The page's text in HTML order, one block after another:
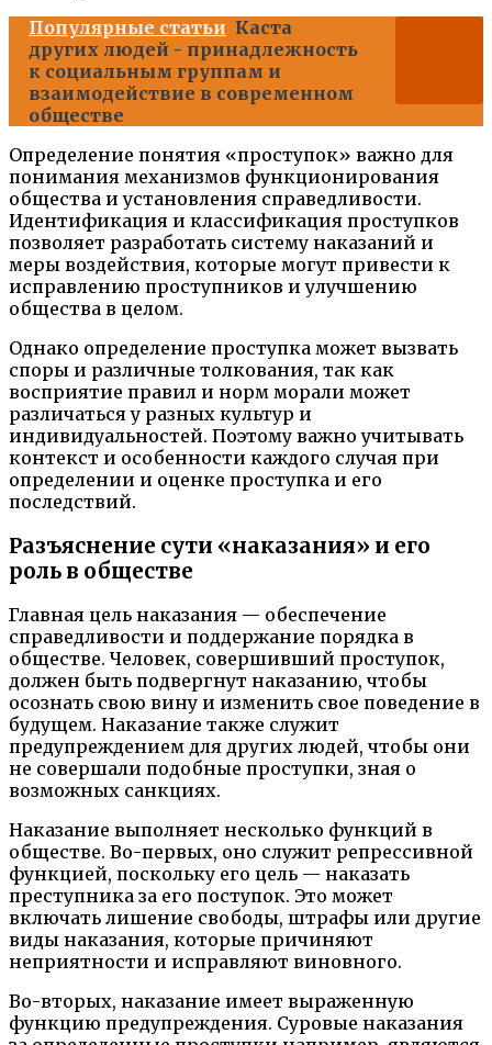
Популярные статьи Каста
других людей - принадлежность
к социальным группам и
взаимодействие в современном
обществе
Определение понятия «проступок» важно для
понимания механизмов функционирования
общества и установления справедливости.
Идентификация и классификация проступков
позволяет разработать систему наказаний и
меры воздействия, которые могут привести к
исправлению проступников и улучшению
общества в целом.
Однако определение проступка может вызвать
споры и различные толкования, так как
восприятие правил и норм морали может
различаться у разных культур и
индивидуальностей. Поэтому важно учитывать
контекст и особенности каждого случая при
определении и оценке проступка и его
последствий.
Разъяснение сути «наказания» и его
роль в обществе
Главная цель наказания — обеспечение
справедливости и поддержание порядка в
обществе. Человек, совершивший проступок,
должен быть подвергнут наказанию, чтобы
осознать свою вину и изменить свое поведение в
будущем. Наказание также служит
предупреждением для других людей, чтобы они
не совершали подобные проступки, зная о
возможных санкциях.
Наказание выполняет несколько функций в
обществе. Во-первых, оно служит репрессивной
функцией, поскольку его цель — наказать
преступника за его поступок. Это может
включать лишение свободы, штрафы или другие
виды наказания, которые причиняют
неприятности и исправляют виновного.
Во-вторых, наказание имеет выраженную
функцию предупреждения. Суровые наказания